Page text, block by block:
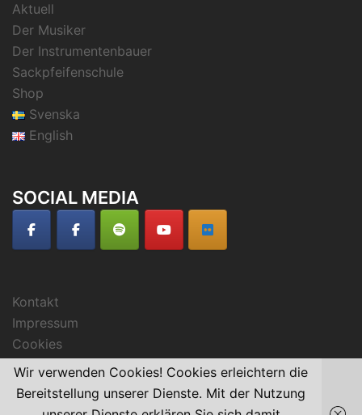
Aktuell
Der Musiker
Der Instrumentenbauer
Sackpfeifenschule
Shop
Svenska
English
SOCIAL MEDIA
Kontakt
Impressum
Cookies
Wir verwenden Cookies! Cookies erleichtern die
Bereitstellung unserer Dienste. Mit der Nutzung